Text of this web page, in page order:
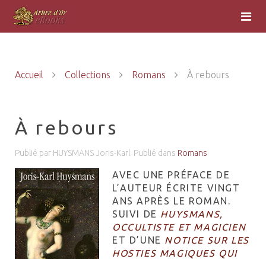
Accueil Collections Romans À rebours
À rebours
Publié par HUYSMANS Joris-Karl. Publié dans Romans
AVEC UNE PRÉFACE DE
L’AUTEUR ÉCRITE VINGT
ANS APRÈS LE ROMAN.
SUIVI DE HUYSMANS,
OCCULTISTE ET MAGICIEN
ET D’UNE NOTICE SUR LES
HOSTIES MAGIQUES QUI